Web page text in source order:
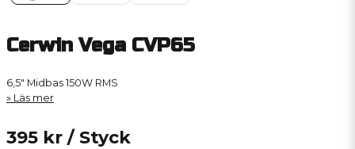
Cerwin Vega CVP65
6,5" Midbas 150W RMS
Läs mer
395 kr / Styck